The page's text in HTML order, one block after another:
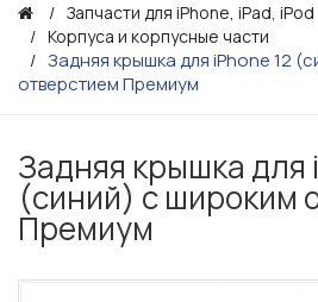
Запчасти для iPhone, iPad, iPod
Корпуса и корпусные части
Задняя крышка для iPhone 12
отверстием Премиум
Задняя крышка для
(синий) с широким
Премиум